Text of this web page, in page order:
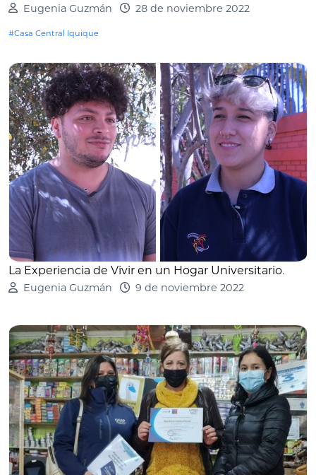
Eugenia Guzmán 28 de noviembre 2022
#Casa Central Iquique
La Experiencia de Vivir en un Hogar Universitario.
Eugenia Guzmán 9 de noviembre 2022